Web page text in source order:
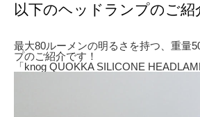
以下のヘッドランプのご紹
最大80ルーメンの明るさを持つ、重量
プのご紹介です！
「knog QUOKKA SILICONE